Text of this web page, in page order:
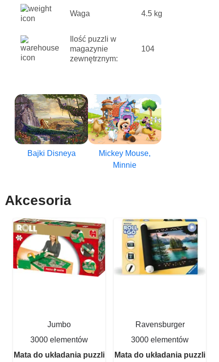
Waga 4.5 kg
Ilość puzzli w
magazynie
zewnętrznym:
104
Bajki Disneya
Mickey Mouse,
Minnie
Akcesoria
Jumbo
3000 elementów
Mata do układania puzzli
Ravensburger
3000 elementów
Mata do układania puzzli